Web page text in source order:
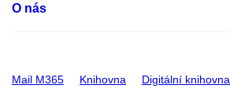
O nás
Mail M365 Knihovna Digitální knihovna